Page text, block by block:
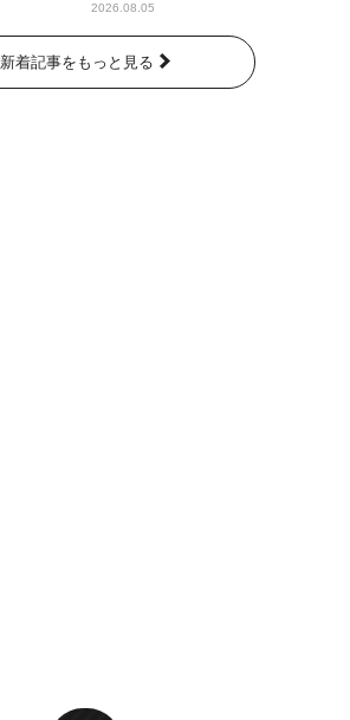
わりパーソナリティ
2026.08.05
新着記事をもっと見る